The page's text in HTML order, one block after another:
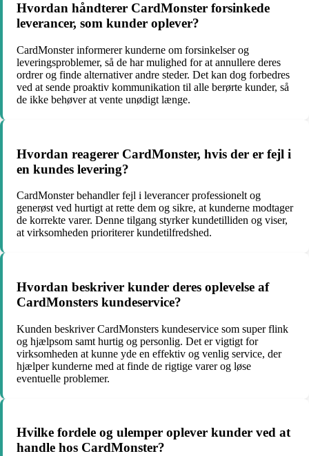
Hvordan håndterer CardMonster forsinkede
leverancer, som kunder oplever?
CardMonster informerer kunderne om forsinkelser og
leveringsproblemer, så de har mulighed for at annullere deres
ordrer og finde alternativer andre steder. Det kan dog forbedres
ved at sende proaktiv kommunikation til alle berørte kunder, så
de ikke behøver at vente unødigt længe.
Hvordan reagerer CardMonster, hvis der er fejl i
en kundes levering?
CardMonster behandler fejl i leverancer professionelt og
generøst ved hurtigt at rette dem og sikre, at kunderne modtager
de korrekte varer. Denne tilgang styrker kundetilliden og viser,
at virksomheden prioriterer kundetilfredshed.
Hvordan beskriver kunder deres oplevelse af
CardMonsters kundeservice?
Kunden beskriver CardMonsters kundeservice som super flink
og hjælpsom samt hurtig og personlig. Det er vigtigt for
virksomheden at kunne yde en effektiv og venlig service, der
hjælper kunderne med at finde de rigtige varer og løse
eventuelle problemer.
Hvilke fordele og ulemper oplever kunder ved at
handle hos CardMonster?